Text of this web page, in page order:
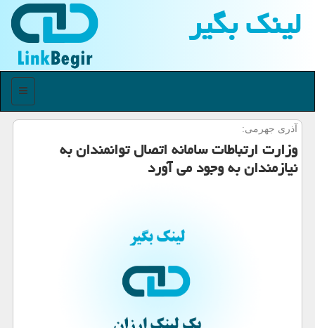
لینك بگیر
منو
آذری جهرمی:
وزارت ارتباطات سامانه اتصال توانمندان به
نیازمندان به وجود می آورد